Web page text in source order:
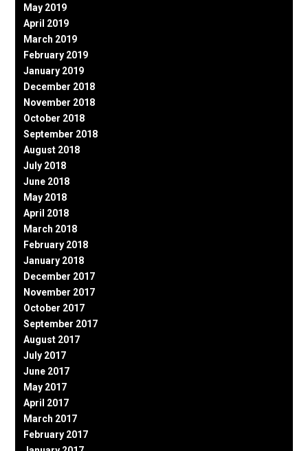
May 2019
April 2019
March 2019
February 2019
January 2019
December 2018
November 2018
October 2018
September 2018
August 2018
July 2018
June 2018
May 2018
April 2018
March 2018
February 2018
January 2018
December 2017
November 2017
October 2017
September 2017
August 2017
July 2017
June 2017
May 2017
April 2017
March 2017
February 2017